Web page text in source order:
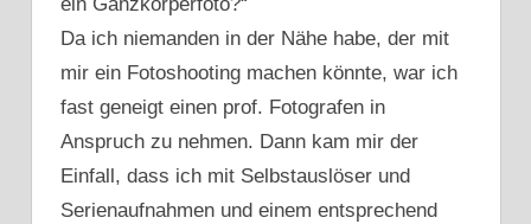
Da ich niemanden in der Nähe habe, der mit
mir ein Fotoshooting machen könnte, war ich
fast geneigt einen prof. Fotografen in
Anspruch zu nehmen. Dann kam mir der
Einfall, dass ich mit Selbstauslöser und
Serienaufnahmen und einem entsprechend